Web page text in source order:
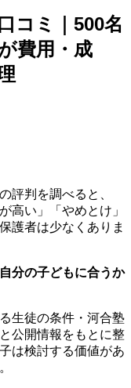
コミ｜500名
費用・成
評判を調べると、
高い」「やめとけ」
護者は少なくありま
自分の子どもに合うか
生徒の条件・河合塾
公開情報をもとに整
は検討する価値があ